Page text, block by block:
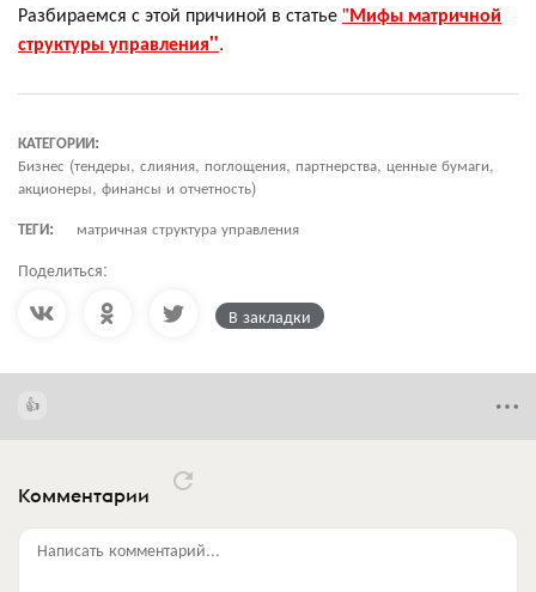
Разбираемся с этой причиной в статье"Мифы матричной
структуры управления".
КАТЕГОРИИ:
Бизнес (тендеры, слияния, поглощения, партнерства, ценные бумаги,
акционеры, финансы и отчетность)
ТЕГИ:
матричная структура управления
Поделиться:
В закладки
Комментарии
Написать комментарий...